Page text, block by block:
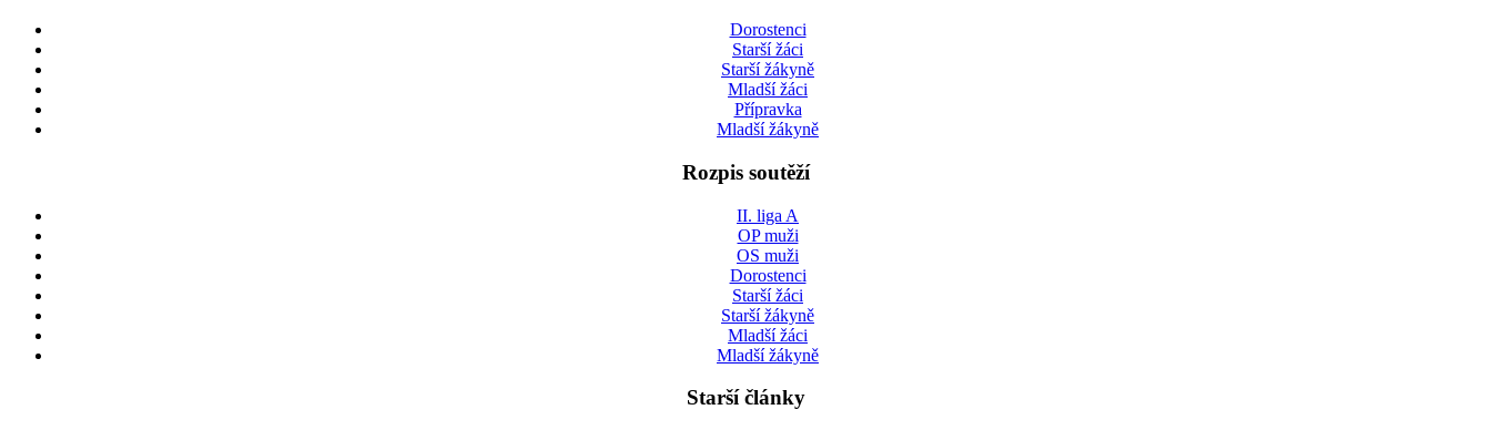
Dorostenci
Starší žáci
Starší žákyně
Mladší žáci
Přípravka
Mladší žákyně
Rozpis soutěží
II. liga A
OP muži
OS muži
Dorostenci
Starší žáci
Starší žákyně
Mladší žáci
Mladší žákyně
Starší články